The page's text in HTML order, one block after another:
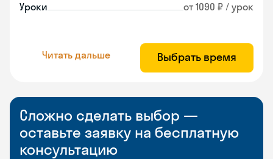
Уроки от 1090 ₽ / урок
Читать дальше Выбрать время
Сложно сделать выбор —
оставьте заявку на бесплатную
консультацию